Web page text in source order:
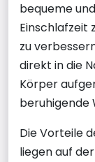
bequeme
Einschlafzeit
zu
direkt in die
Körper
beruhigende
Die Vorteile
liegen auf